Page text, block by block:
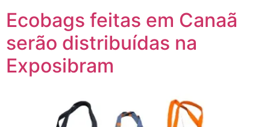
Ecobags feitas em Canaã
serão distribuídas na
Exposibram